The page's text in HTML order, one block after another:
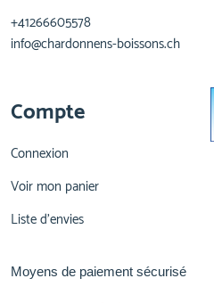
+41266605578
info@chardonnens-boissons.ch
Compte
Connexion
Voir mon panier
Liste d'envies
Moyens de paiement sécurisé